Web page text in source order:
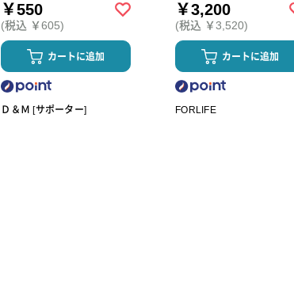
￥550
(税込 ￥605)
カートに追加
Ｄ＆Ｍ [サポーター]
￥3,200
(税込 ￥3,520)
カートに追加
FORLIFE